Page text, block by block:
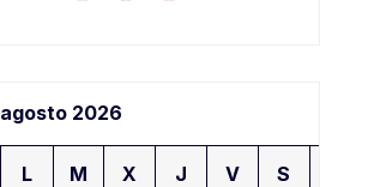
agosto 2026
L M X J V S